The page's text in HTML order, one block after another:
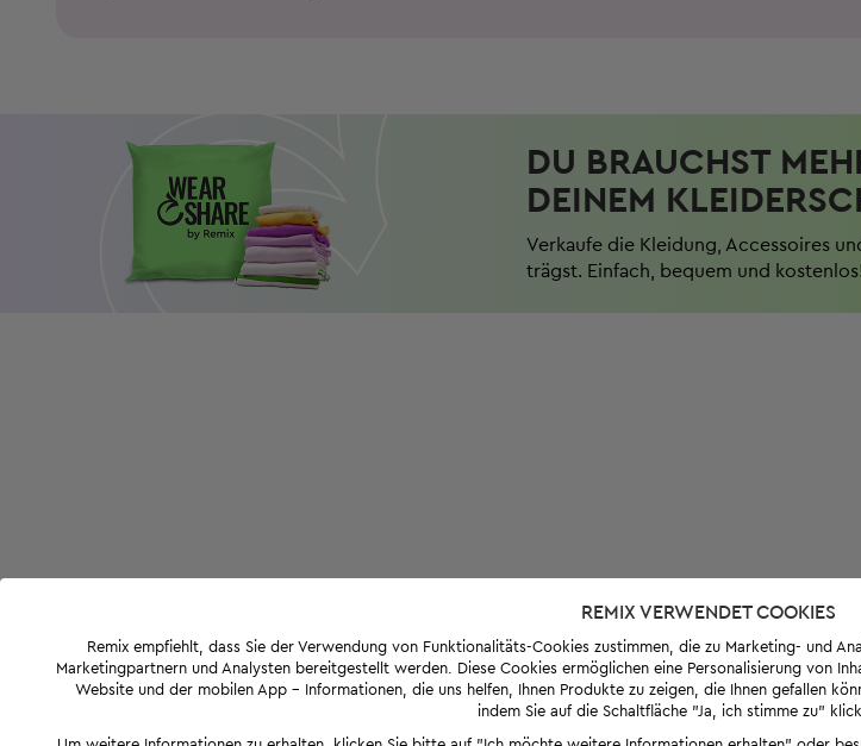
DU BRAUCHST
DEINEM
Verkaufe die Kleidung, Accessoires
trägst. Einfach, bequem und
REMIX VERWENDET COOKIES
Remix empfiehlt, dass Sie der Verwendung von Funktionalitäts-Cookies zustimmen, die zu Marketing- und
Marketingpartnern und Analysten bereitgestellt werden. Diese Cookies ermöglichen eine Personalisierung von
Website und der mobilen App - Informationen, die uns helfen, Ihnen Produkte zu zeigen, die Ihnen gefallen
indem Sie auf die Schaltfläche "Ja, ich stimme zu"